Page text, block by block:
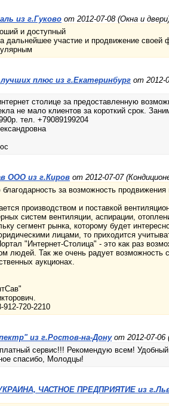
из г.Гуково от 2012-07-08 (Окна и
и доступный
дальнейшее участие и продвижение
плюс из г.Екатеринбург от 2012-
столице за предоставленную
не мало клиентов за короткий срок.
тел. +79089199204
ООО из г.Киров от 2012-07-07
за возможность
производством и поставкой
систем вентиляции, аспирации,
сегмент рынка, которому будет
лицами, то приходится
"Интернет-Столица" - это как раз
людей. Так же очень радует возможность
аукционах.
912-720-2210
из г.Ростов-на-Донуот 2012-07-06
сервис!!! Рекомендую всем! Удобный
спасибо, Молодцы!
ЧАСТНОЕ ПРЕДПРИЯТИЕ из